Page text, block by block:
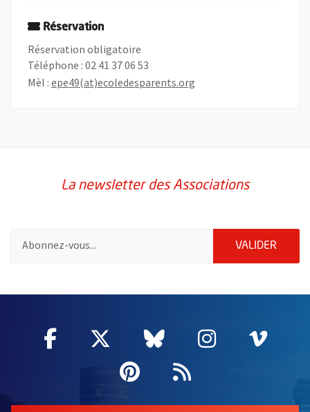
Réservation
Réservation obligatoire
Téléphone : 02 41 37 06 53
Mèl : epe49(at)ecoledesparents.org
La newsletter des Associations
VALIDER
Facebook
, Ouvre une nouvelle fenêtre
Twitter
, Ouvre une nouvelle
Bluesky
, Ouvre une
Instagram
, Ouvre
,
Pinterest
, Ouvre une
Flux RSS